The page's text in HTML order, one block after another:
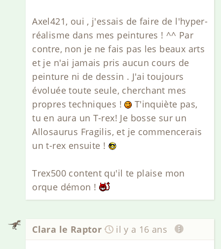
Axel421, oui , j'essais de faire de l'hyper-
réalisme dans mes peintures ! ^^ Par
contre, non je ne fais pas les beaux arts
et je n'ai jamais pris aucun cours de
peinture ni de dessin . J'ai toujours
évoluée toute seule, cherchant mes
propres techniques !
T'inquiète pas,
tu en aura un T-rex! Je bosse sur un
Allosaurus Fragilis, et je commencerais
un t-rex ensuite !
Trex500 content qu'il te plaise mon
orque démon !
Clara le Raptor il y a 16 ans